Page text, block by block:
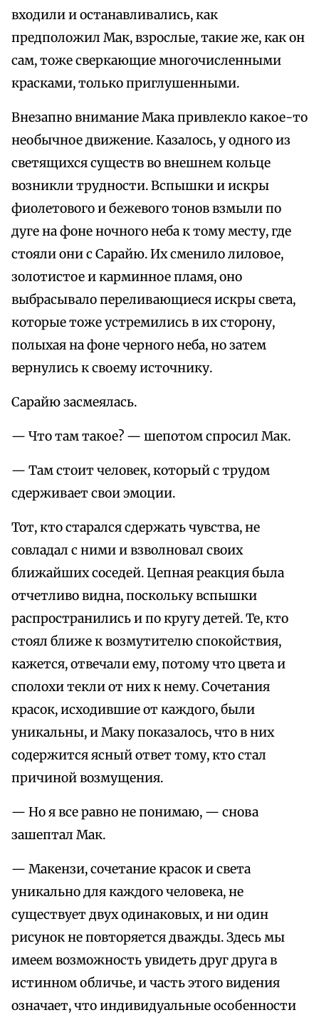
входили и останавливались, как
предположил Мак, взрослые, такие же, как он
сам, тоже сверкающие многочисленными
красками, только приглушенными.
Внезапно внимание Мака привлекло какое-то
необычное движение. Казалось, у одного из
светящихся существ во внешнем кольце
возникли трудности. Вспышки и искры
фиолетового и бежевого тонов взмыли по
дуге на фоне ночного неба к тому месту, где
стояли они с Сарайю. Их сменило лиловое,
золотистое и карминное пламя, оно
выбрасывало переливающиеся искры света,
которые тоже устремились в их сторону,
полыхая на фоне черного неба, но затем
вернулись к своему источнику.
Сарайю засмеялась.
— Что там такое? — шепотом спросил Мак.
— Там стоит человек, который с трудом
сдерживает свои эмоции.
Тот, кто старался сдержать чувства, не
совладал с ними и взволновал своих
ближайших соседей. Цепная реакция была
отчетливо видна, поскольку вспышки
распространились и по кругу детей. Те, кто
стоял ближе к возмутителю спокойствия,
кажется, отвечали ему, потому что цвета и
сполохи текли от них к нему. Сочетания
красок, исходившие от каждого, были
уникальны, и Маку показалось, что в них
содержится ясный ответ тому, кто стал
причиной возмущения.
— Но я все равно не понимаю, — снова
зашептал Мак.
— Макензи, сочетание красок и света
уникально для каждого человека, не
существует двух одинаковых, и ни один
рисунок не повторяется дважды. Здесь мы
имеем возможность увидеть друг друга в
истинном обличье, и часть этого видения
означает, что индивидуальные особенности